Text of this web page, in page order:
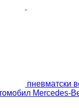
пневматски
Mercedes-